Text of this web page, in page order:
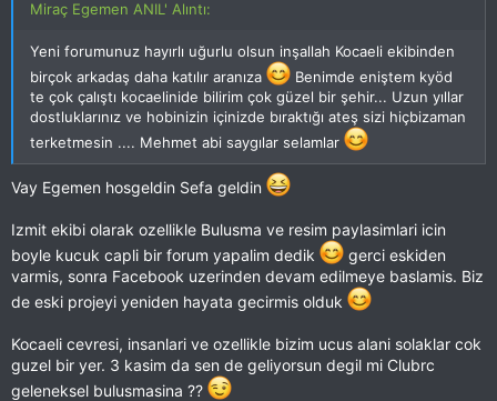
Miraç Egemen ANIL' Alıntı:
Yeni forumunuz hayırlı uğurlu olsun inşallah Kocaeli ekibinden
birçok arkadaş daha katılır aranıza
Benimde eniştem kyöd
te çok çalıştı kocaelinide bilirim çok güzel bir şehir... Uzun yıllar
dostluklarınız ve hobinizin içinizde bıraktığı ateş sizi hiçbizaman
terketmesin .... Mehmet abi saygılar selamlar
Vay Egemen hosgeldin Sefa geldin
Izmit ekibi olarak ozellikle Bulusma ve resim paylasimlari icin
boyle kucuk capli bir forum yapalim dedik
gerci eskiden
varmis, sonra Facebook uzerinden devam edilmeye baslamis. Biz
de eski projeyi yeniden hayata gecirmis olduk
Kocaeli cevresi, insanlari ve ozellikle bizim ucus alani solaklar cok
guzel bir yer. 3 kasim da sen de geliyorsun degil mi Clubrc
geleneksel bulusmasina ??